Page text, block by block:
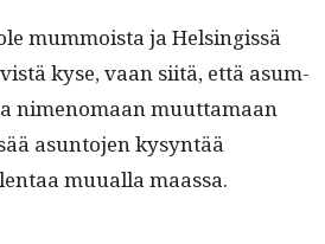
mum­moista ja Helsingis­sä
kyse, vaan siitä, että asum­
nimeno­maan muut­ta­maan
asun­to­jen kysyn­tää
muual­la maassa.